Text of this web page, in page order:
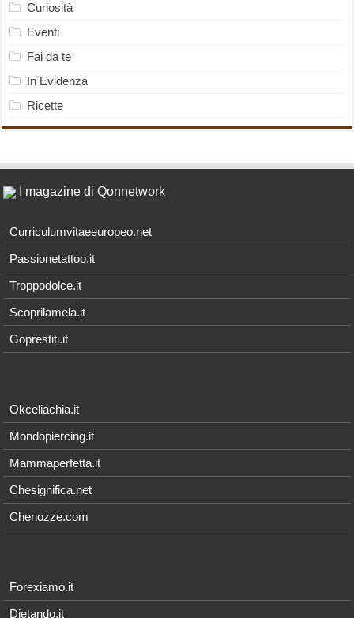
Curiosità
Eventi
Fai da te
In Evidenza
Ricette
I magazine di Qonnetwork
Curriculumvitaeeuropeo.net
Passionetattoo.it
Troppodolce.it
Scoprilamela.it
Goprestiti.it
Okceliachia.it
Mondopiercing.it
Mammaperfetta.it
Chesignifica.net
Chenozze.com
Forexiamo.it
Dietando.it